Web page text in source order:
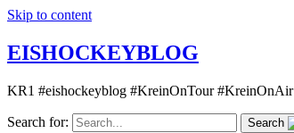
Skip to content
EISHOCKEYBLOG
KR1 #eishockeyblog #KreinOnTour #KreinOnAir
Search for: Search